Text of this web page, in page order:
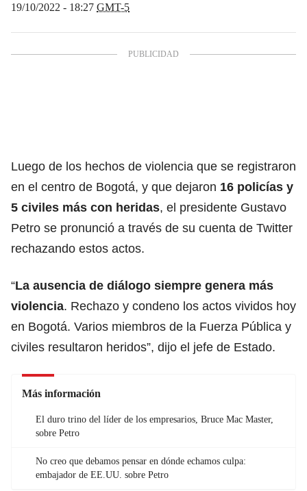
19/10/2022 - 18:27 GMT-5
Luego de los hechos de violencia que se registraron
en el centro de Bogotá, y que dejaron 16 policías y
5 civiles más con heridas, el presidente Gustavo
Petro se pronunció a través de su cuenta de Twitter
rechazando estos actos.
“La ausencia de diálogo siempre genera más
violencia. Rechazo y condeno los actos vividos hoy
en Bogotá. Varios miembros de la Fuerza Pública y
civiles resultaron heridos”, dijo el jefe de Estado.
Más información
El duro trino del líder de los empresarios, Bruce Mac Master,
sobre Petro
No creo que debamos pensar en dónde echamos culpa:
embajador de EE.UU. sobre Petro